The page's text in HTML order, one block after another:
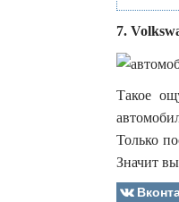
7.
Такое
Только
Значит